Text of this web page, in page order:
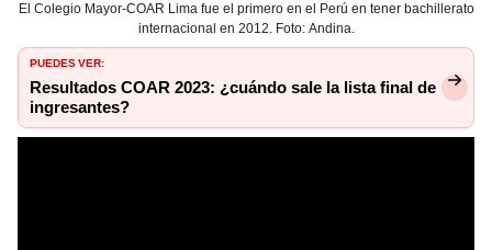
El Colegio Mayor-COAR Lima fue el primero en el Perú en tener bachillerato
internacional en 2012. Foto: Andina.
PUEDES VER:
Resultados COAR 2023: ¿cuándo sale la lista final de
ingresantes?